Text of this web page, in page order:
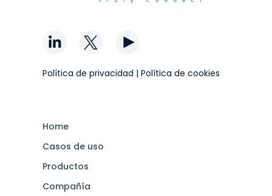
Política de privacidad | Política de cookies
Home
Casos de uso
Productos
Compañía